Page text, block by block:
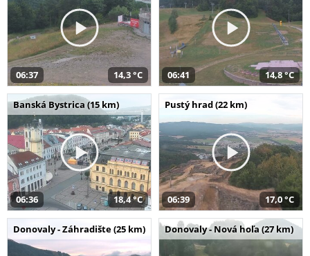
06:37 14,3 °C 06:41 14,8 °C
Banská Bystrica (15 km)
06:36 18,4 °C
Pustý hrad (22 km)
06:39 17,0 °C
Donovaly - Záhradište (25 km) Donovaly - Nová hoľa (27 km)